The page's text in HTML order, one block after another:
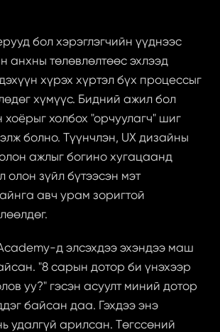
бол хэрэглэгчийн үүднээс
анхны төлөвлөлтөөс эхлээд
хүрэх хүртэл бүх процессыг
хүмүүс. Бидний ажил бол
хоёрыг холбох "орчуулагч" шиг
болно. Түүнчлэн, UX дизайны
ажлыг богино хугацаанд
олон зүйл бүтээсэн мэт
авч урам зоригтой
д элсэхдээ эхэндээ маш
"8 сарын дотор би үнэхээр
уу?" гэсэн асуулт миний дотор
байсан даа. Гэхдээ энэ
удалгүй арилсан. Төгссөний